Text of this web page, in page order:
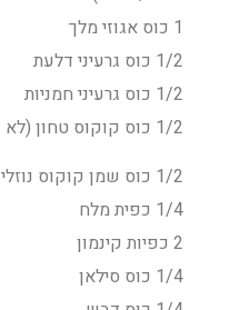
1 כוס אגוזי מלך
1/2 כוס גרעיני דלעת
1/2 כוס גרעיני חמניות
1/2 כוס קוקוס טחון (לא קמח)
1/2 כוס שמן קוקוס נוזלי
1/4 כפית מלח
2 כפיות קינמון
1/4 כוס סילאן